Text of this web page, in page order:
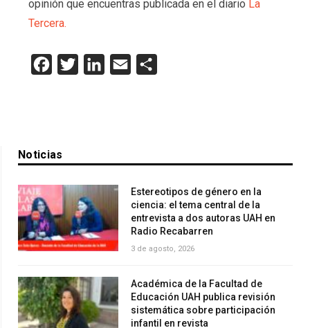
opinión que encuentras publicada en el diario La
Tercera.
Facebook
Twitter LinkedInEmail
Noticias
Estereotipos de género en la
ciencia: el tema central de la
entrevista a dos autoras UAH en
Radio Recabarren
3 de agosto, 2026
Académica de la Facultad de
Educación UAH publica revisión
sistemática sobre participación
infantil en revista